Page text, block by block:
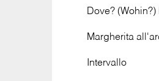
Dove? (Wohin?)
Margherita
Intervallo